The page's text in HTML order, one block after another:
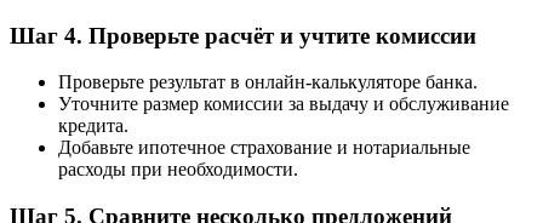
Шаг 4. Проверьте расчёт и учтите комиссии
Проверьте результат в онлайн-калькуляторе банка.
Уточните размер комиссии за выдачу и обслуживание
кредита.
Добавьте ипотечное страхование и нотариальные
расходы при необходимости.
Шаг 5. Сравните несколько предложений